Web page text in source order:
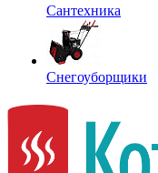
Сантехника
Снегоуборщики